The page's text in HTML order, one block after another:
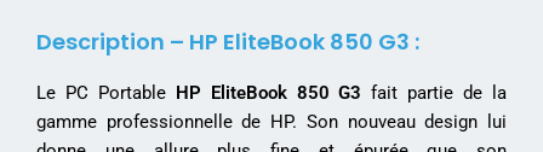
Description – HP EliteBook 850 G3 :
Le PC Portable HP EliteBook 850 G3 fait partie de la
gamme professionnelle de HP. Son nouveau design lui